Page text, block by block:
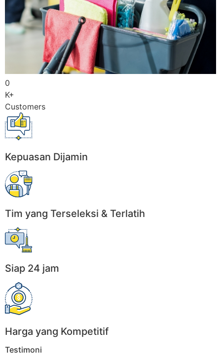
0
K+
Customers
Kepuasan Dijamin
Tim yang Terseleksi & Terlatih
Siap 24 jam
Harga yang Kompetitif
Testimoni